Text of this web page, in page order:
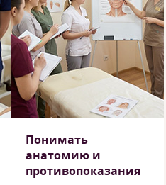
Понимать
анатомию и
противопоказания